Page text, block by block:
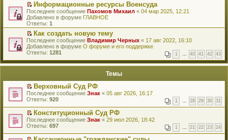
П
е
р
е
й
т
и
к
е
о
м
у
н
е
п
р
о
и
Информационные ресурсы Военсуда
Последнее сообщение Пахомов Михаил « 04 мар 2025, 12:21
Добавлено в форуме ГЛАВНОЕ
Ответы: 1
П
е
р
й
к
п
е
р
в
о
м
у
е
Как создать новую тему
Последнее сообщение Владимир Черных « 17 авг 2022, 16:10
Добавлено в форуме О форуме и его поддержке
Ответы: 1281 1 … 40 41 42 43
Темы
П
е
е
й
т
и
к
Верховный Суд РФ
Последнее сообщение Знак « 05 авг 2026, 16:17
Ответы: 920 1 … 28 29 30 31
П
е
е
Конституционный Суд РФ
Последнее сообщение Знак « 29 июл 2026, 18:42
Ответы: 697 1 … 21 22 23 24